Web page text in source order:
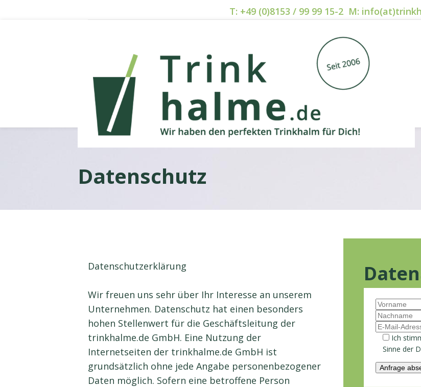
T: +49 (0)8153 / 99 99 15-2 M:
Datenschutz
Datenschutzerklärung
Wir freuen uns sehr über Ihr Interesse an unserem
Unternehmen. Datenschutz hat einen besonders
hohen Stellenwert für die Geschäftsleitung der
trinkhalme.de GmbH. Eine Nutzung der
Internetseiten der trinkhalme.de GmbH ist
grundsätzlich ohne jede Angabe personenbezogener
Daten möglich. Sofern eine betroffene Person
Ich
Sinne der